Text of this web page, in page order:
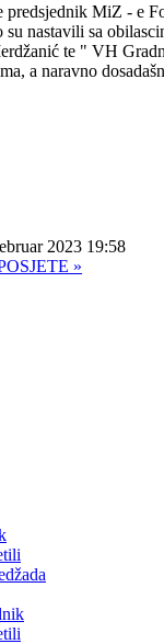
predsjednik MiZ - e
nastavili sa
te " VH
a naravno
2023 19:58
»